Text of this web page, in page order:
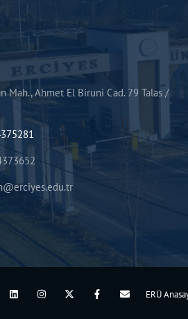
Mah., Ahmet El Biruni Cad. 79 Talas /
ERÜ